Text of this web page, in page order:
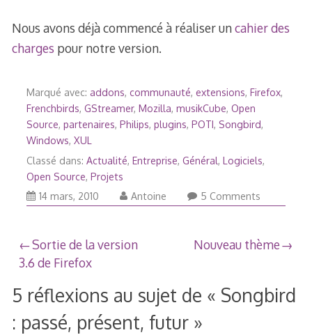
Nous avons déjà commencé à réaliser uncahier des
charges pour notre version.
Marqué avec: addons, communauté, extensions, Firefox,
Frenchbirds, GStreamer, Mozilla, musikCube, Open
Source, partenaires, Philips, plugins, POTI, Songbird,
Windows, XUL
Classé dans: Actualité, Entreprise, Général, Logiciels,
Open Source, Projets
14 mars, 201014
Antoine 5 Comments
Navigation
de
l’article
Sortie de la version
3.6 de Firefox
Nouveau thème
5 réflexions au sujet de « Songbird
: passé, présent, futur»